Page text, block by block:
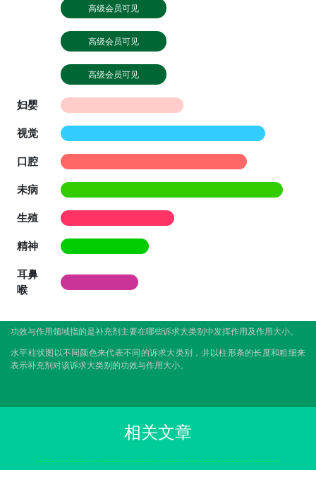
高级会员可见
高级会员可见
高级会员可见
妇婴
视觉
口腔
未病
生殖
精神
耳鼻
喉
功效与作用领域指的是补充剂主要在哪些诉求大类别中发挥作用及作用大小。
水平柱状图以不同颜色来代表不同的诉求大类别，并以柱形条的长度和粗细来
表示补充剂对该诉求大类别的功效与作用大小。
相关文章